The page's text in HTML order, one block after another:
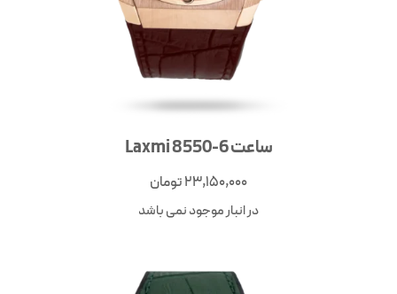
ساعت Laxmi 8550-6
23,150,000تومان
در انبار موجود نمی باشد